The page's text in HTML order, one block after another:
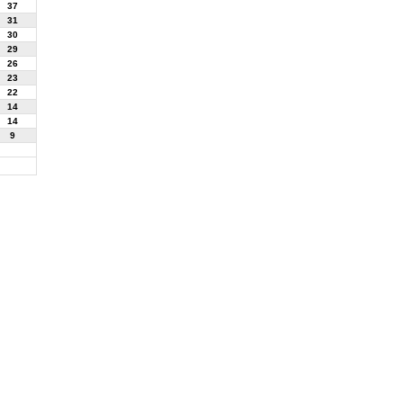
37
31
30
29
26
23
22
14
14
9